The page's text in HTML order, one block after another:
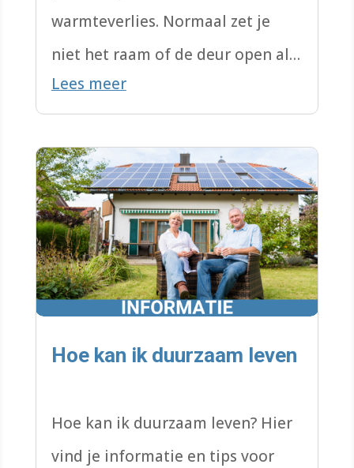
warmteverlies. Normaal zet je
niet het raam of de deur open als
je de verwarming aan hebt, hoe
ventileer je dan?
Lees meer
Hoe kan ik duurzaam leven
Hoe kan ik duurzaam leven? Hier
vind je informatie en tips voor